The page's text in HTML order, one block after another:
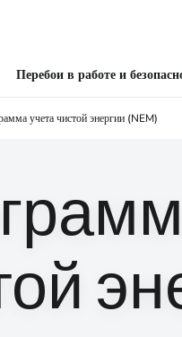
Перебои в работе и
учета чистой энергии (NEM)